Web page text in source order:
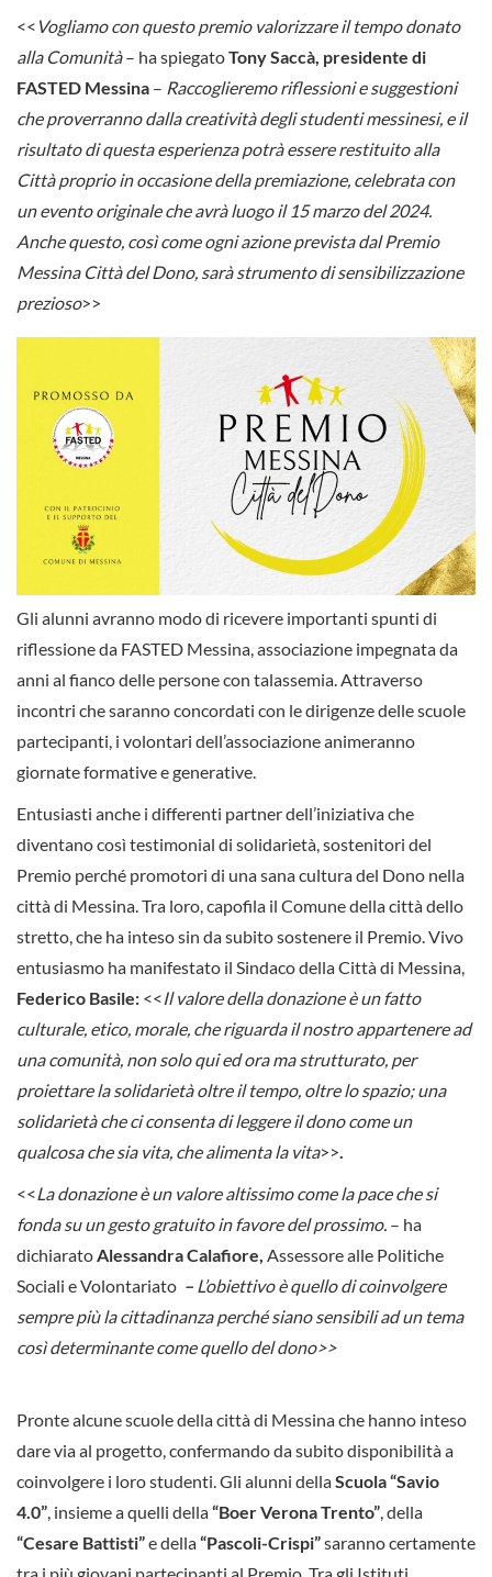
<< Vogliamo con questo premio valorizzare il tempo donato
alla Comunità– ha spiegatoTony Saccà, presidente di
FASTED Messina – Raccoglieremo riflessioni e suggestioni
che proverranno dalla creatività degli studenti messinesi, e il
risultato di questa esperienza potrà essere restituito alla
Città proprio in occasione della premiazione, celebrata con
un evento originale che avrà luogo il 15 marzo del 2024.
Anche questo, così come ogni azione prevista dal Premio
Messina Città del Dono, sarà strumento di sensibilizzazione
prezioso>>
Gli alunni avranno modo di ricevere importanti spunti di
riflessione da FASTED Messina, associazione impegnata da
anni al fianco delle persone con talassemia. Attraverso
incontri che saranno concordati con le dirigenze delle scuole
partecipanti, i volontari dell’associazione animeranno
giornate formative e generative.
Entusiasti anche i differenti partner dell’iniziativa che
diventano così testimonial di solidarietà, sostenitori del
Premio perché promotori di una sana cultura del Dono nella
città di Messina. Tra loro, capofila il Comune della città dello
stretto, che ha inteso sin da subito sostenere il Premio. Vivo
entusiasmo ha manifestato il Sindaco della Città di Messina,
Federico Basile: <<Il valore della donazione è un fatto
culturale, etico, morale, che riguarda il nostro appartenere ad
una comunità, non solo qui ed ora ma strutturato, per
proiettare la solidarietà oltre il tempo, oltre lo spazio; una
solidarietà che ci consenta di leggere il dono come un
qualcosa che sia vita, che alimenta la vita>>.
<<La donazione è un valore altissimo come la pace che si
fonda su un gesto gratuito in favore del prossimo. – ha
dichiaratoAlessandra Calafiore, Assessore alle Politiche
Sociali e Volontariato – L’obiettivo è quello di coinvolgere
sempre più la cittadinanza perché siano sensibili ad un tema
così determinante come quello del dono>>
Pronte alcune scuole della città di Messina che hanno inteso
dare via al progetto, confermando da subito disponibilità a
coinvolgere i loro studenti. Gli alunni dellaScuola “Savio
4.0”, insieme a quelli della“Boer Verona Trento”, della
“Cesare Battisti”e della“Pascoli-Crispi”saranno certamente